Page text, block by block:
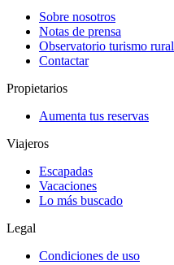
Sobre nosotros
Notas de prensa
Observatorio turismo rural
Contactar
Propietarios
Aumenta tus reservas
Viajeros
Escapadas
Vacaciones
Lo más buscado
Legal
Condiciones de uso